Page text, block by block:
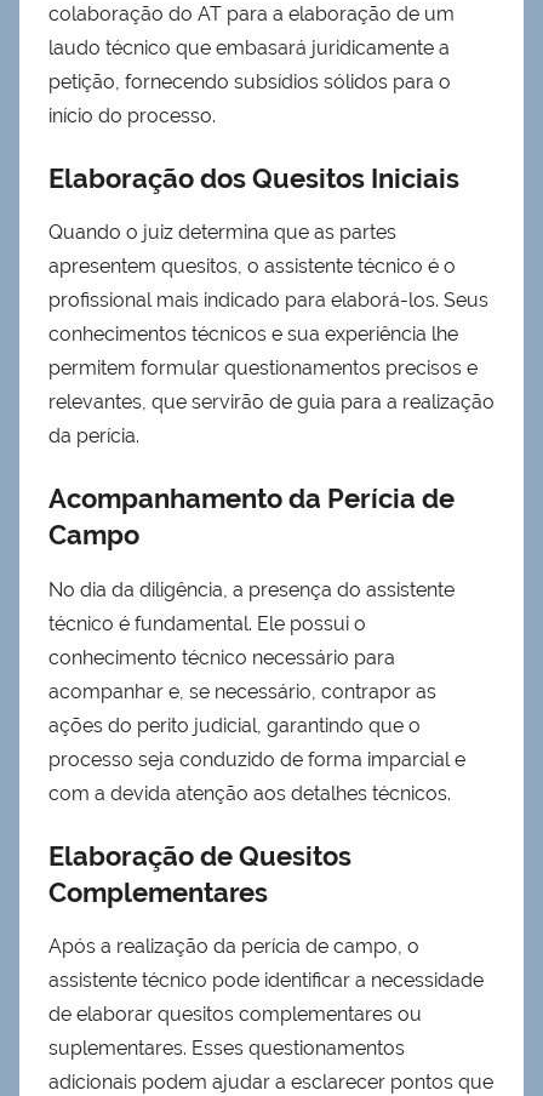
colaboração do AT para a elaboração de um
laudo técnico que embasará juridicamente a
petição, fornecendo subsídios sólidos para o
início do processo.
Elaboração dos Quesitos Iniciais
Quando o juiz determina que as partes
apresentem quesitos, o assistente técnico é o
profissional mais indicado para elaborá-los. Seus
conhecimentos técnicos e sua experiência lhe
permitem formular questionamentos precisos e
relevantes, que servirão de guia para a realização
da perícia.
Acompanhamento da Perícia de
Campo
No dia da diligência, a presença do assistente
técnico é fundamental. Ele possui o
conhecimento técnico necessário para
acompanhar e, se necessário, contrapor as
ações do perito judicial, garantindo que o
processo seja conduzido de forma imparcial e
com a devida atenção aos detalhes técnicos.
Elaboração de Quesitos
Complementares
Após a realização da perícia de campo, o
assistente técnico pode identificar a necessidade
de elaborar quesitos complementares ou
suplementares. Esses questionamentos
adicionais podem ajudar a esclarecer pontos que